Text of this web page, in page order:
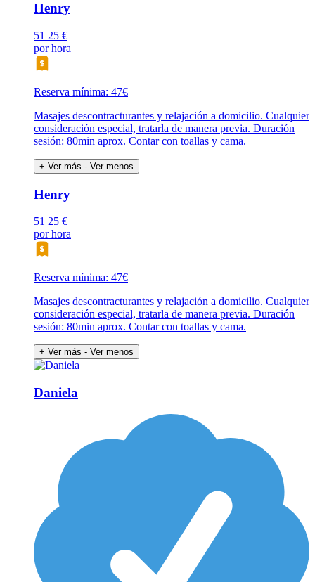
Henry
51 25 €
por hora
Reserva mínima: 47€
Masajes descontracturantes y relajación a domicilio. Cualquier
consideración especial, tratarla de manera previa. Duración
sesión: 80min aprox. Contar con toallas y cama.
+ Ver más - Ver menos
Henry
51 25 €
por hora
Reserva mínima: 47€
Masajes descontracturantes y relajación a domicilio. Cualquier
consideración especial, tratarla de manera previa. Duración
sesión: 80min aprox. Contar con toallas y cama.
+ Ver más - Ver menos
Daniela